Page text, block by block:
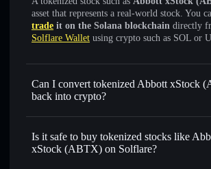
asset that represents a real-world stock. You
trade it on the Solana blockchain directly
Solflare Wallet using crypto such as SOL or
Can I convert tokenized Abbott xStock
back into crypto?
Abbott xStock
Is it safe to buy tokenized stocks like
xStock (ABTX) on Solflare?